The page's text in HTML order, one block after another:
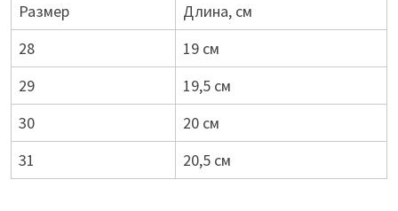
Размер
Длина, см
28
19 см
29
19,5 см
30
20 см
31
20,5 см